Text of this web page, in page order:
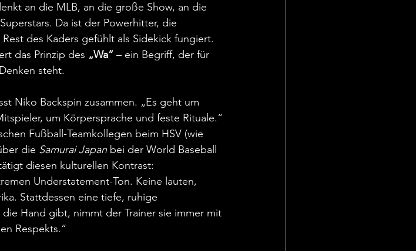
an die MLB, an die große Show, an die
Da ist der Powerhitter, die
des Kaders gefühlt als Sidekick fungiert.
das Prinzip des „Wa“ – ein Begriff, der für
steht.
Niko Backspin zusammen. „Es geht um
um Körpersprache und feste Rituale.“
Fußball-Teamkollegen beim HSV (wie
die Samurai Japan bei der World Baseball
diesen kulturellen Kontrast:
Understatement-Ton. Keine lauten,
Stattdessen eine tiefe, ruhige
Hand gibt, nimmt der Trainer sie immer mit
Respekts.“